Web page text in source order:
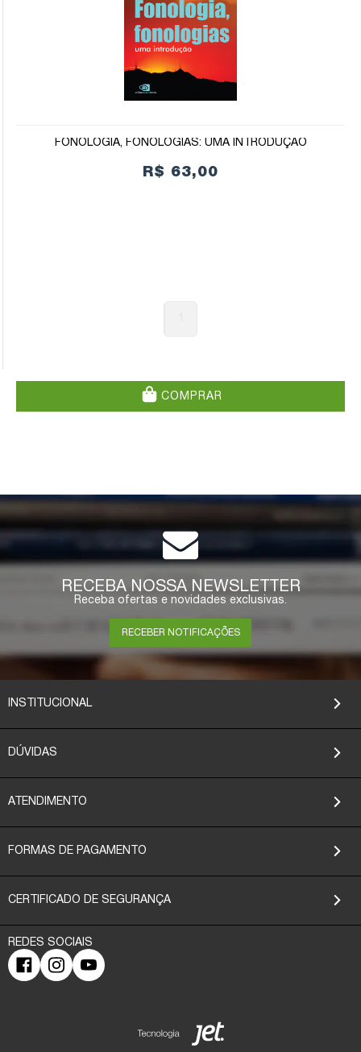
FONOLOGIA, FONOLOGIAS: UMA INTRODUÇÃO
R$ 63,00
COMPRAR
RECEBA NOSSA NEWSLETTER
Receba ofertas e novidades exclusivas.
RECEBER NOTIFICAÇÕES
INSTITUCIONAL
DÚVIDAS
ATENDIMENTO
FORMAS DE PAGAMENTO
CERTIFICADO DE SEGURANÇA